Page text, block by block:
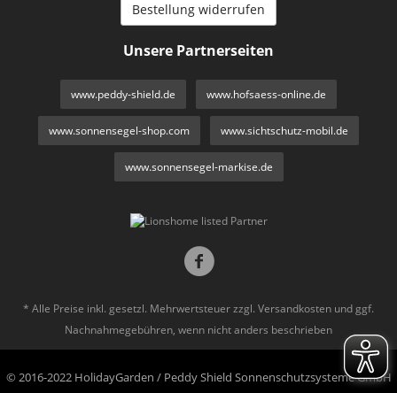
Bestellung widerrufen
Unsere Partnerseiten
www.peddy-shield.de www.hofsaess-online.de
www.sonnensegel-shop.com www.sichtschutz-mobil.de
www.sonnensegel-markise.de
* Alle Preise inkl. gesetzl. Mehrwertsteuer zzgl. Versandkosten und ggf.
Nachnahmegebühren, wenn nicht anders beschrieben
© 2016-2022 HolidayGarden / Peddy Shield Sonnenschutzsysteme GmbH